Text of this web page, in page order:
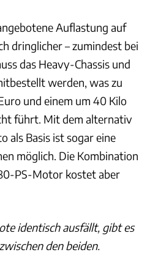
Auflastung auf
dringlicher – zumindest bei
das Heavy-Chassis und
werden, was zu
und einem um 40 Kilo
führt. Mit dem alternativ
als Basis ist sogar eine
möglich. Die Kombination
PS-Motor kostet aber
identisch ausfällt, gibt es
den beiden.